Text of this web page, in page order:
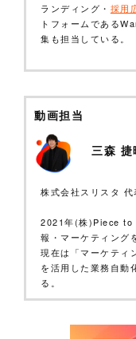
ランディング・ 採用
トフォームである
集も担当している。
動画担当
三森 捷
株式会社スリスタ
2021年(株)Piece to
報・マーケティング
現在は「マーケティ
を活用した業務自動
る。